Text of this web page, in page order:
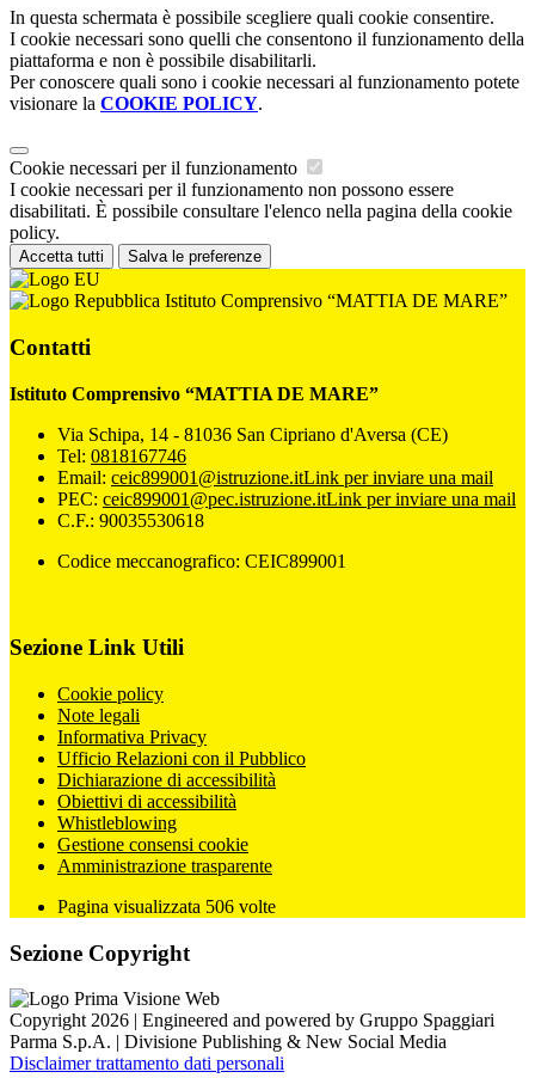
In questa schermata è possibile scegliere quali cookie consentire.
I cookie necessari sono quelli che consentono il funzionamento della
piattaforma e non è possibile disabilitarli.
Per conoscere quali sono i cookie necessari al funzionamento potete
visionare la COOKIE POLICY.
Cookie necessari per il funzionamento
I cookie necessari per il funzionamento non possono essere
disabilitati. È possibile consultare l'elenco nella pagina della cookie
policy.
Accetta tutti Salva le preferenze
Istituto Comprensivo “MATTIA DE MARE”
Contatti
Istituto Comprensivo “MATTIA DE MARE”
Via Schipa, 14 - 81036 San Cipriano d'Aversa (CE)
Tel: 0818167746
Email: ceic899001@istruzione.itLink per inviare una mail
PEC: ceic899001@pec.istruzione.itLink per inviare una mail
C.F.: 90035530618
Codice meccanografico: CEIC899001
Sezione Link Utili
Cookie policy
Note legali
Informativa Privacy
Ufficio Relazioni con il Pubblico
Dichiarazione di accessibilità
Obiettivi di accessibilità
Whistleblowing
Gestione consensi cookie
Amministrazione trasparente
Pagina visualizzata 506 volte
Sezione Copyright
Copyright 2026 | Engineered and powered by Gruppo Spaggiari
Parma S.p.A. | Divisione Publishing & New Social Media
Disclaimer trattamento dati personali